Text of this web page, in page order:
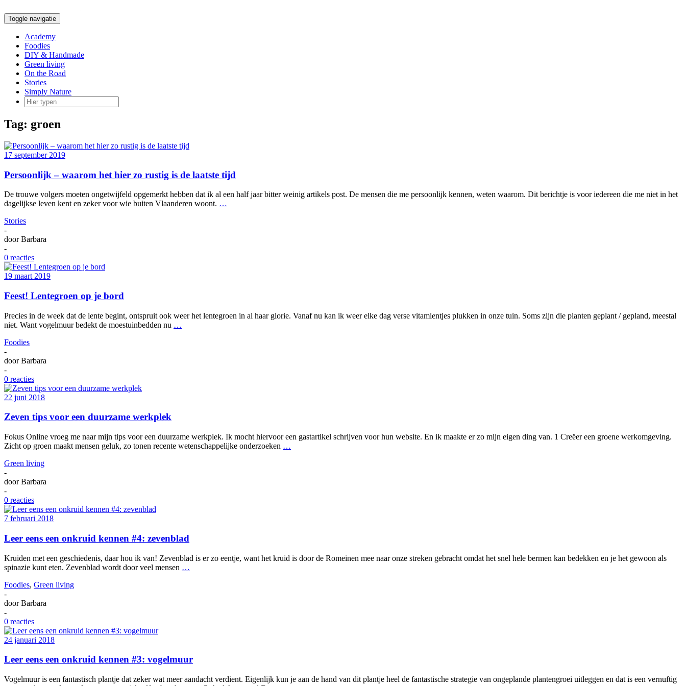
naar
inhoud
Toggle navigatie
Academy
Foodies
DIY & Handmade
Green living
On the Road
Stories
Simply Nature
Tag: groen
17 september 2019
Persoonlijk – waarom het hier zo rustig is de laatste tijd
De trouwe volgers moeten ongetwijfeld opgemerkt hebben dat ik al een half jaar bitter weinig artikels post. De mensen die me persoonlijk kennen, weten waarom. Dit berichtje is voor iedereen die me niet in het
dagelijkse leven kent en zeker voor wie buiten Vlaanderen woont. …
Stories
-
doorBarbara
-
0 reacties
19 maart 2019
Feest! Lentegroen op je bord
Precies in de week dat de lente begint, ontspruit ook weer het lentegroen in al haar glorie. Vanaf nu kan ik weer elke dag verse vitamientjes plukken in onze tuin. Soms zijn die planten geplant / gepland, meestal
niet. Want vogelmuur bedekt de moestuinbedden nu …
Foodies
-
doorBarbara
-
0 reacties
22 juni 2018
Zeven tips voor een duurzame werkplek
Fokus Online vroeg me naar mijn tips voor een duurzame werkplek. Ik mocht hiervoor een gastartikel schrijven voor hun website. En ik maakte er zo mijn eigen ding van. 1 Creëer een groene werkomgeving.
Zicht op groen maakt mensen geluk, zo tonen recente wetenschappelijke onderzoeken …
Green living
-
doorBarbara
-
0 reacties
7 februari 2018
Leer eens een onkruid kennen #4: zevenblad
Kruiden met een geschiedenis, daar hou ik van! Zevenblad is er zo eentje, want het kruid is door de Romeinen mee naar onze streken gebracht omdat het snel hele bermen kan bedekken en je het gewoon als
spinazie kunt eten. Zevenblad wordt door veel mensen …
Foodies, Green living
-
doorBarbara
-
0 reacties
24 januari 2018
Leer eens een onkruid kennen #3: vogelmuur
Vogelmuur is een fantastisch plantje dat zeker wat meer aandacht verdient. Eigenlijk kun je aan de hand van dit plantje heel de fantastische strategie van ongeplande plantengroei uitleggen en dat is een vernuftig